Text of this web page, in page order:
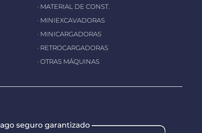
· MATERIAL DE CONST.
· MINIEXCAVADORAS
· MINICARGADORAS
· RETROCARGADORAS
· OTRAS MÁQUINAS